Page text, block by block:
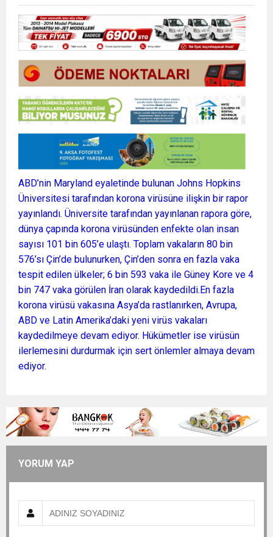
ABD’nin Maryland eyaletinde bulunan Johns Hopkins
Üniversitesi tarafından korona virüsüne ilişkin bir rapor
yayınlandı. Üniversite tarafından yayınlanan rapora göre,
dünya çapında korona virüsünden enfekte olan insan
sayısı 101 bin 605’e ulaştı. Toplam vakaların 80 bin
576’sı Çin’de bulunurken, Çin’den sonra en fazla vaka
tespit edilen ülkeler; 6 bin 593 vaka ile Güney Kore ve 4
bin 747 vaka görülen İran olarak kaydedildi.En fazla
korona virüsü vakasına Asya’da rastlanırken, Avrupa,
ABD ve Latin Amerika’daki yeni virüs vakaları
kaydedilmeye devam ediyor. Hükümetler ise virüsün
ilerlemesini durdurmak için sert önlemler almaya devam
ediyor.
YORUM YAP